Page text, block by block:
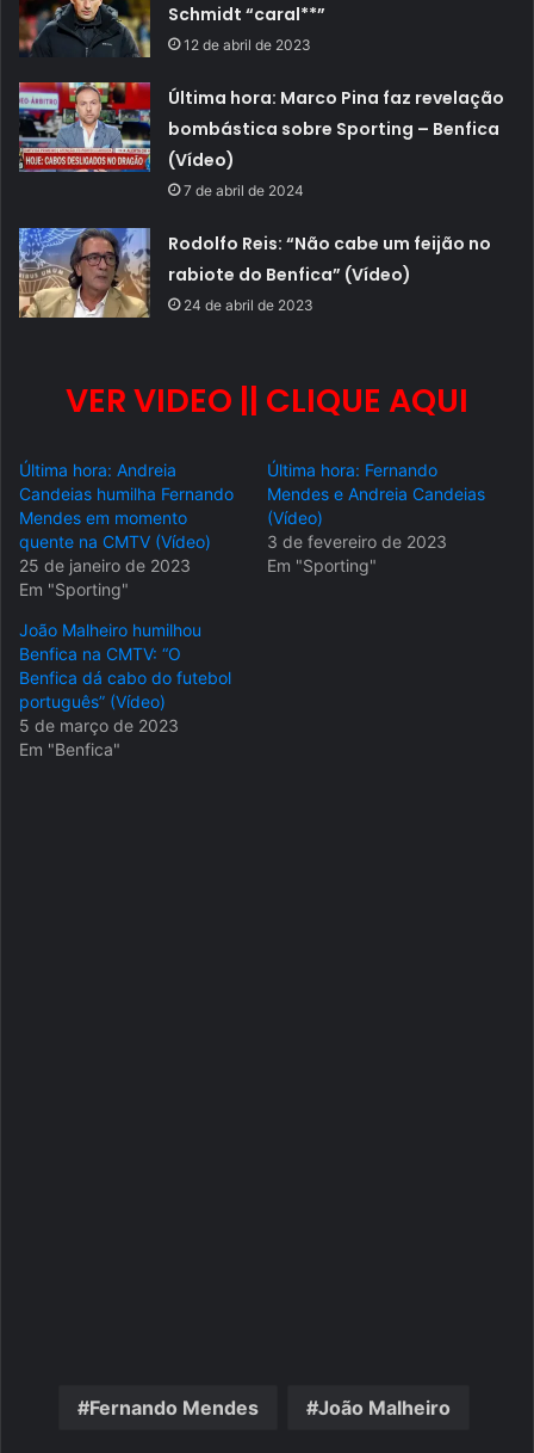
Schmidt “caral**”
12 de abril de 2023
Última hora: Marco Pina faz revelação
bombástica sobre Sporting – Benfica
(Vídeo)
7 de abril de 2024
Rodolfo Reis: “Não cabe um feijão no
rabiote do Benfica” (Vídeo)
24 de abril de 2023
VER VIDEO || CLIQUE AQUI
Última hora: Andreia
Candeias humilha Fernando
Mendes em momento
quente na CMTV (Vídeo)
25 de janeiro de 2023
Em "Sporting"
Última hora: Fernando
Mendes e Andreia Candeias
(Vídeo)
3 de fevereiro de 2023
Em "Sporting"
João Malheiro humilhou
Benfica na CMTV: “O
Benfica dá cabo do futebol
português” (Vídeo)
5 de março de 2023
Em "Benfica"
Fernando Mendes João Malheiro